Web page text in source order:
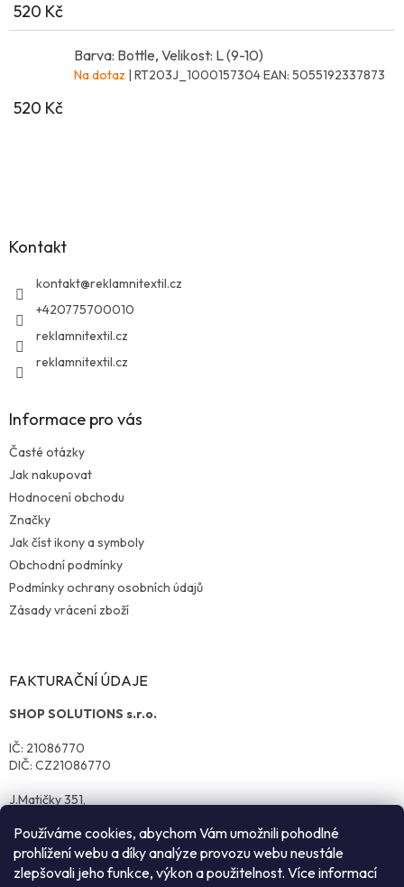
Používáme cookies, abychom Vám umožnili pohodlné
prohlížení webu a díky analýze provozu webu neustále
zlepšovali jeho funkce, výkon a použitelnost. Více informací
520 Kč
Barva: Bottle, Velikost: L (9-10)
Na dotaz | RT203J_1000157304EAN: 5055192337873
520 Kč
Kontakt
kontakt@reklamnitextil.cz
+420775700010
reklamnitextil.cz
reklamnitextil.cz
Informace pro vás
Časté otázky
Jak nakupovat
Hodnocení obchodu
Značky
Jak číst ikony a symboly
Obchodní podmínky
Podmínky ochrany osobních údajů
Zásady vrácení zboží
FAKTURAČNÍ ÚDAJE
SHOP SOLUTIONS s.r.o.
IČ: 21086770
DIČ: CZ21086770
J.Matičky 351,